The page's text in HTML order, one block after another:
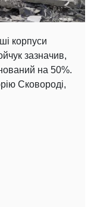
корпуси
зазначив,
на 50%.
Сковороді,